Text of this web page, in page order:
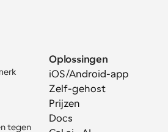
tegen
Oplossingen
iOS/Android-app
Zelf-gehost
Prijzen
Docs